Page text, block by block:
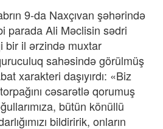
9-da Naxçıvan şəhərində
parada Ali Məclisin sədri
bir il ərzində muxtar
sahəsində görülmüş
xarakteri daşıyırdı: «Biz
cəsarətlə qorumuş
bütün könüllü
bildiririk, onların